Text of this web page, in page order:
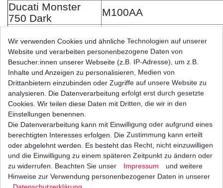
Ducati Monster
750 Dark
M100AA
750 ie Dark
M400AA
Ducati Monster
750 Metallic
M100AA
Ducati Monster
796
M506AA/M507AA/
Ducati Monster
796 ABS
M500AB/M503AB/
Ducati Monster
797 ABS
ME35AA/MD00AA
Ducati Monster
800 ie / S / Dark
M400AA/M406AA
Ducati Monster
M414AA/M415AA/
Wir verwenden Cookies und ähnliche Technologien auf unserer
Website und verarbeiten personenbezogene Daten von
Besucher:innen unserer Webseite (z.B. IP-Adresse), um z.B.
Inhalte und Anzeigen zu personalisieren, Medien von
Drittanbietern einzubinden oder Zugriffe auf unsere Website zu
analysieren. Die Datenverarbeitung erfolgt erst durch gesetzte
Cookies. Wir teilen diese Daten mit Dritten, die wir in den
Einstellungen benennen.
Die Datenverarbeitung kann mit Einwilligung oder aufgrund eines
berechtigten Interesses erfolgen. Die Zustimmung kann erteilt
oder abgelehnt werden. Es besteht das Recht, nicht einzuwilligen
und die Einwilligung zu einem späteren Zeitpunkt zu ändern oder
zu widerrufen. Beachten Sie unser
Impressum
und weitere
Hinweise zur Verwendung personenbezogener Daten in unserer